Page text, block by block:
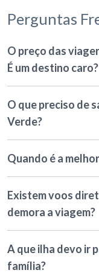
Perguntas
O preço das
É um destino caro?
O que preciso de
Verde?
Quando é a
Existem voos
demora a viagem?
A que ilha devo ir
família?